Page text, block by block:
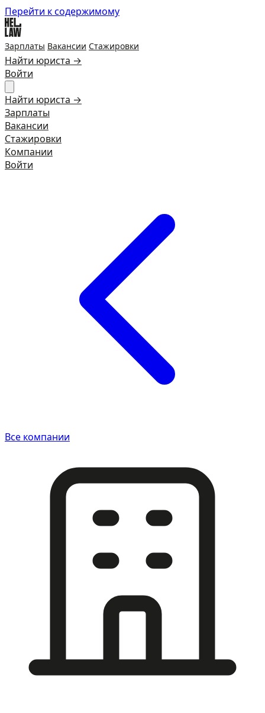
Перейти к содержимому
Зарплаты Вакансии Стажировки
Найти юриста →
Войти
Найти юриста →
Зарплаты
Вакансии
Стажировки
Компании
Войти
Все компании